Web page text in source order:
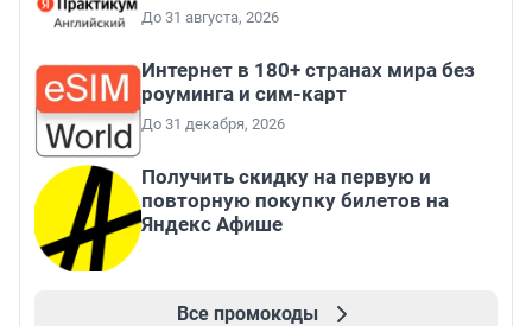
До 31 августа, 2026
Интернет в 180+ странах мира без
роуминга и сим-карт
До 31 декабря, 2026
Получить скидку на первую и
повторную покупку билетов на
Яндекс Афише
Все промокоды